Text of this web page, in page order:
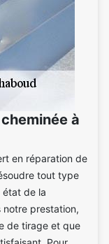
à
en réparation de
tout type
de la
notre prestation,
de tirage et que